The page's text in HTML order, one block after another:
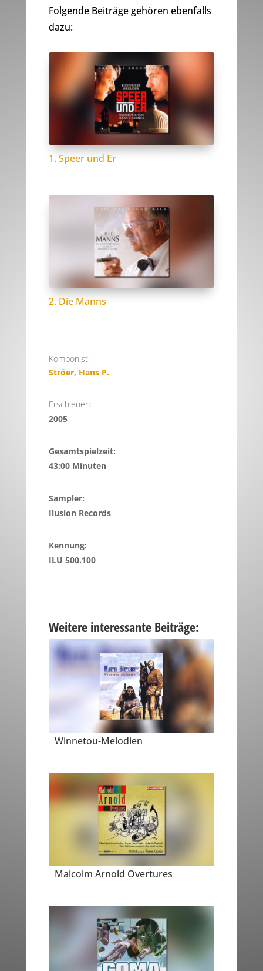
Folgende Beiträge gehören ebenfalls
dazu:
1. Speer und Er
2. Die Manns
Komponist:
Ströer, Hans P.
Erschienen:
2005
Gesamtspielzeit:
43:00 Minuten
Sampler:
Ilusion Records
Kennung:
ILU 500.100
Weitere interessante Beiträge:
Winnetou-Melodien
Malcolm Arnold Overtures